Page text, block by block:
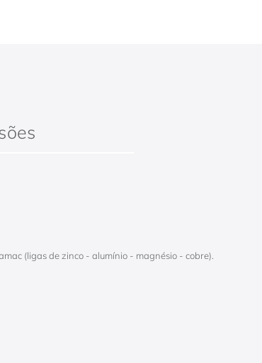
(ligas de zinco - alumínio - magnésio - cobre).